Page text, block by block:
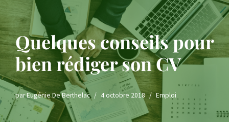
Quelques conseils pour
bien rédiger son CV
parEugénie De Berthelac 4 octobre 2018 Emploi